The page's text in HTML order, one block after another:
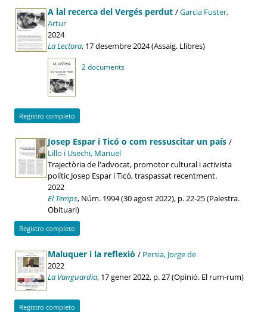
A lal recerca del Vergés perdut /Garcia Fuster,
Artur
2024
La Lectora, 17 desembre 2024 (Assaig. Llibres)
2 documents
Registro completo
Josep Espar i Ticó o com ressuscitar un país /
Lillo i Usechi, Manuel
Trajectòria de l'advocat, promotor cultural i activista
polític Josep Espar i Ticó, traspassat recentment.
2022
El Temps, Núm. 1994 (30 agost 2022), p. 22-25 (Palestra.
Obituari)
Registro completo
Maluquer i la reflexió / Persia, Jorge de
2022
La Vanguardia, 17 gener 2022, p. 27 (Opinió. El rum-rum)
Registro completo